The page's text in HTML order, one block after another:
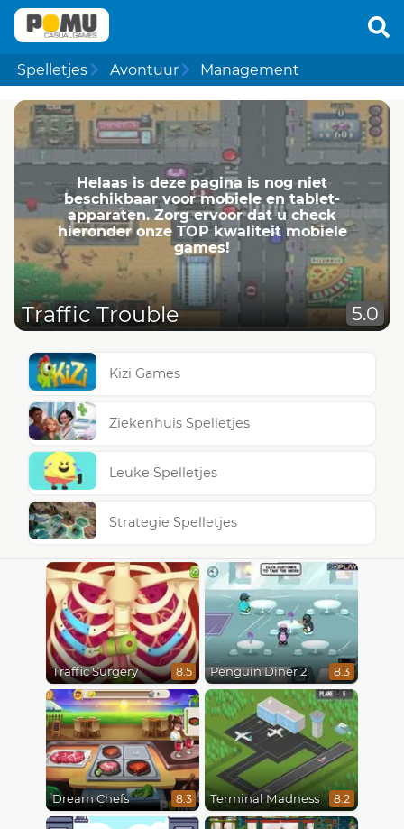
Spelletjes Avontuur Management
Helaas is deze pagina is nog niet
beschikbaar voor mobiele en tablet-
apparaten. Zorg ervoor dat u check
hieronder onze TOP kwaliteit mobiele
games!
Traffic Trouble 5.0
Kizi Games
Ziekenhuis Spelletjes
Leuke Spelletjes
Strategie Spelletjes
Traffic Surgery 8.5 Penguin Diner 2 8.3
Dream Chefs 8.3 Terminal Madness 8.2